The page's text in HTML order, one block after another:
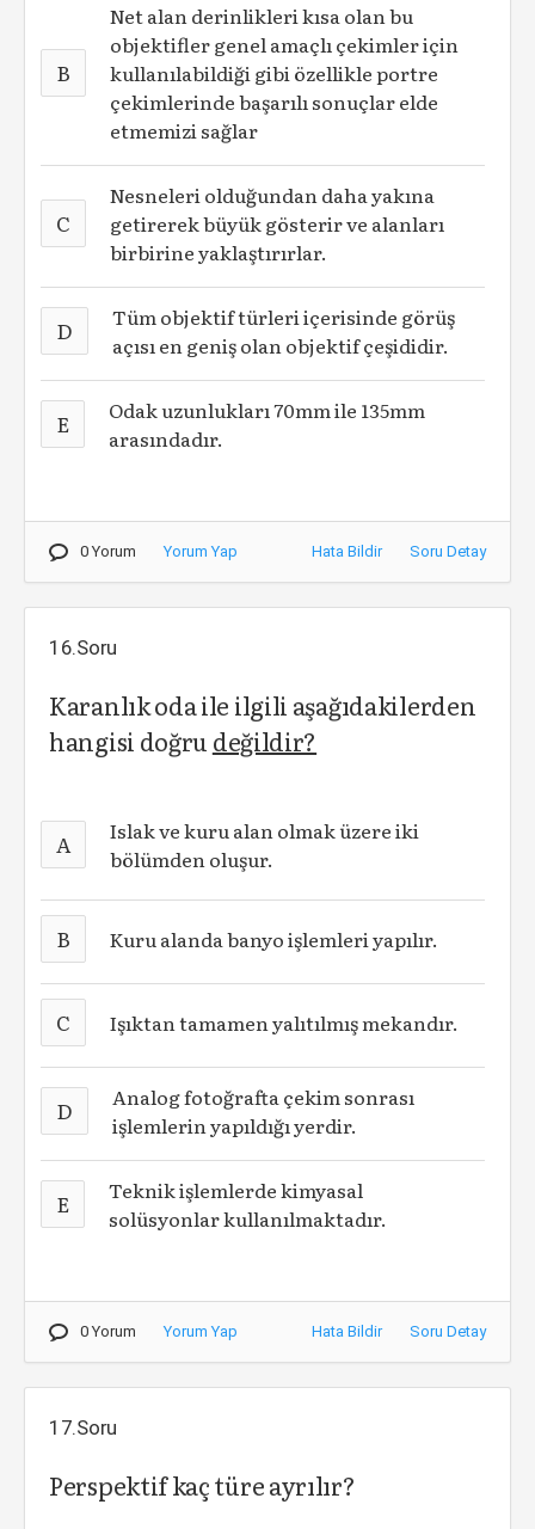
B
Net alan derinlikleri kısa olan bu
objektifler genel amaçlı çekimler için
kullanılabildiği gibi özellikle portre
çekimlerinde başarılı sonuçlar elde
etmemizi sağlar
C
Nesneleri olduğundan daha yakına
getirerek büyük gösterir ve alanları
birbirine yaklaştırırlar.
D
Tüm objektif türleri içerisinde görüş
açısı en geniş olan objektif çeşididir.
E
Odak uzunlukları 70mm ile 135mm
arasındadır.
0 Yorum Yorum Yap Hata Bildir Soru Detay
16.Soru
Karanlık oda ile ilgili aşağıdakilerden
hangisi doğru değildir?
A
Islak ve kuru alan olmak üzere iki
bölümden oluşur.
B Kuru alanda banyo işlemleri yapılır.
C Işıktan tamamen yalıtılmış mekandır.
D
Analog fotoğrafta çekim sonrası
işlemlerin yapıldığı yerdir.
E
Teknik işlemlerde kimyasal
solüsyonlar kullanılmaktadır.
0 Yorum Yorum Yap Hata Bildir Soru Detay
17.Soru
Perspektif kaç türe ayrılır?